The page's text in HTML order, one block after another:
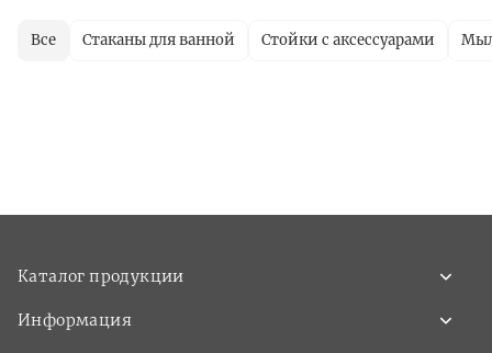
Все Стаканы для ванной Стойки с аксессуарами
Каталог продукции
Информация